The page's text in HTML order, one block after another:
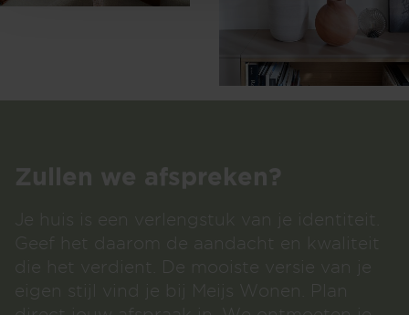
Zullen we afspreken?
Je huis is een verlengstuk van je identiteit.